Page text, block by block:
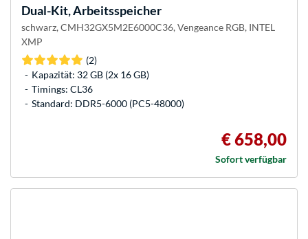
Dual-Kit, Arbeitsspeicher
schwarz, CMH32GX5M2E6000C36, Vengeance RGB, INTEL
XMP
(2)
Kapazität: 32 GB (2x 16 GB)
Timings: CL36
Standard: DDR5-6000 (PC5-48000)
€ 658,00
Sofort verfügbar